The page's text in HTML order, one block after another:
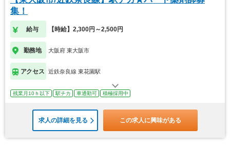
集！
給与 【時給】2,300円～2,500円
勤務地 大阪府 東大阪市
アクセス 近鉄奈良線 東花園駅
残業月10ｈ以下 駅チカ 車通勤可 積極採用中
求人の詳細を見る この求人に興味がある